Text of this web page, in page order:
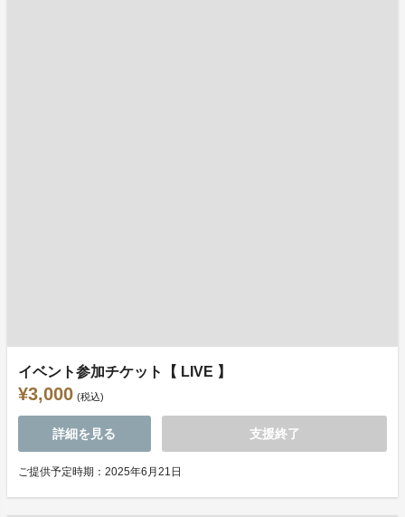
イベント参加チケット【 LIVE 】
¥3,000 (税込)
詳細を見る 支援終了
ご提供予定時期：2025年6月21日